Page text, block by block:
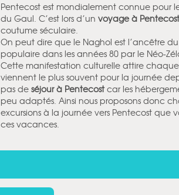
Pentecost est mondialement connue pour
du Gaul. C’est lors d’un voyage à Pentecost
coutume séculaire.
On peut dire que le Naghol est l’ancêtre
populaire dans les années 80 par le Néo-
Cette manifestation culturelle attire
viennent le plus souvent pour la journée
pas de séjour à Pentecost car les
peu adaptés. Ainsi nous proposons donc
excursions à la journée vers Pentecost
ces vacances.